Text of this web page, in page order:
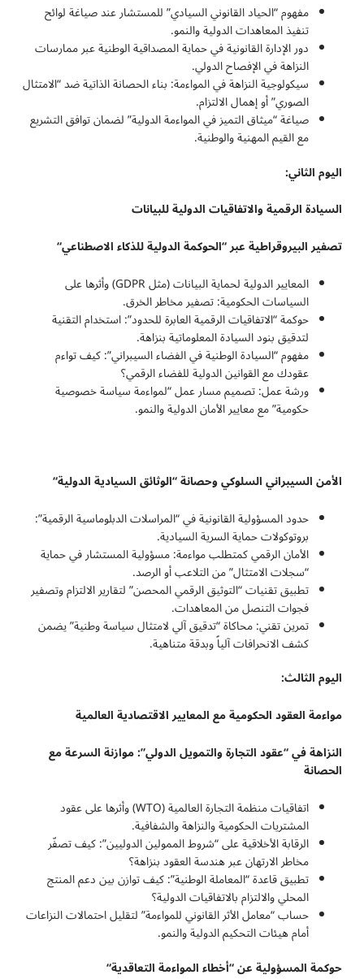
مفهوم “الحياد القانوني السيادي” للمستشار عند صياغة لوائح
تنفيذ المعاهدات الدولية والنمو.
دور الإدارة القانونية في حماية المصداقية الوطنية عبر ممارسات
النزاهة في الإفصاح الدولي.
سيكولوجية النزاهة في المواءمة: بناء الحصانة الذاتية ضد “الامتثال
الصوري” أو إهمال الالتزام.
صياغة “ميثاق التميز في المواءمة الدولية” لضمان توافق التشريع
مع القيم المهنية والوطنية.
اليوم الثاني:
السيادة الرقمية والاتفاقيات الدولية للبيانات
تصفير البيروقراطية عبر “الحوكمة الدولية للذكاء الاصطناعي“
المعايير الدولية لحماية البيانات (مثل GDPR) وأثرها على
السياسات الحكومية: تصفير مخاطر الخرق.
حوكمة “الاتفاقيات الرقمية العابرة للحدود”: استخدام التقنية
لتدقيق بنود السيادة المعلوماتية بنزاهة.
مفهوم “السيادة الوطنية في الفضاء السيبراني”: كيف تواءم
عقودك مع القوانين الدولية للفضاء الرقمي؟
ورشة عمل: تصميم مسار عمل “لمواءمة سياسة خصوصية
حكومية” مع معايير الأمان الدولية والنمو.
الأمن السيبراني السلوكي وحصانة “الوثائق السيادية الدولية“
حدود المسؤولية القانونية في “المراسلات الدبلوماسية الرقمية”:
بروتوكولات حماية السرية السيادية.
الأمان الرقمي كمتطلب مواءمة: مسؤولية المستشار في حماية
“سجلات الامتثال” من التلاعب أو الرصد.
تطبيق تقنيات “التوثيق الرقمي المحصن” لتقارير الالتزام وتصفير
فجوات التنصل من المعاهدات.
تمرين تقني: محاكاة “تدقيق آلي لامتثال سياسة وطنية” يضمن
كشف الانحرافات آلياً وبدقة متناهية.
اليوم الثالث:
مواءمة العقود الحكومية مع المعايير الاقتصادية العالمية
النزاهة في “عقود التجارة والتمويل الدولي”: موازنة السرعة مع
الحصانة
اتفاقيات منظمة التجارة العالمية (WTO) وأثرها على عقود
المشتريات الحكومية والنزاهة والشفافية.
الرقابة الأخلاقية على “شروط الممولين الدوليين”: كيف تصفّر
مخاطر الارتهان عبر هندسة العقود بنزاهة؟
تطبيق قاعدة “المعاملة الوطنية”: كيف توازن بين دعم المنتج
المحلي والالتزام بالاتفاقيات الدولية؟
حساب “معامل الأثر القانوني للمواءمة” لتقليل احتمالات النزاعات
أمام هيئات التحكيم الدولية والنمو.
حوكمة المسؤولية عن “أخطاء المواءمة التعاقدية“